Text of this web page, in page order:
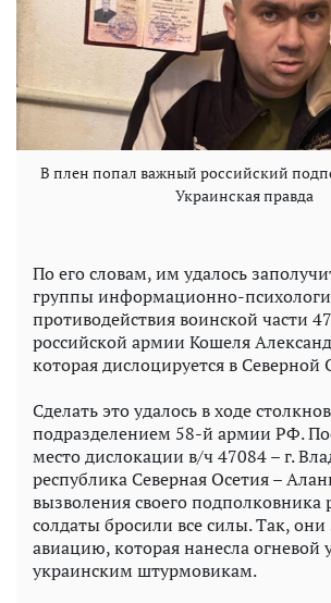
В плен попал важный российский
Украинская правда
По его словам, им удалось
группы информационно-
противодействия воинской части
российской армии Кошеля
которая дислоцируется в Северной
Сделать это удалось в ходе
подразделением 58-й армии РФ.
место дислокации в/ч 47084 – г.
республика Северная Осетия –
вызволения своего подполковника
солдаты бросили все силы. Так, они
авиацию, которая нанесла огневой
украинским штурмовикам.